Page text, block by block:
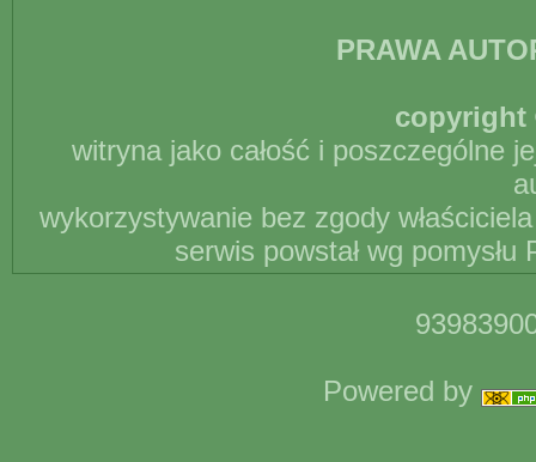
PRAWA
copyright
witryna jako całość i poszczególne
wykorzystywanie bez zgody
serwis powstał wg
Powered by